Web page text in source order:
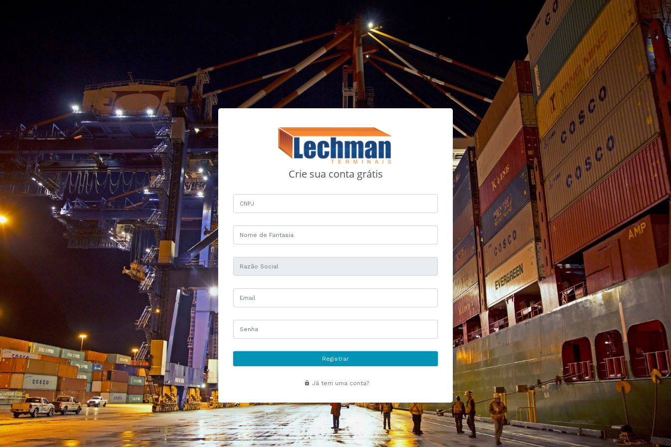
Crie sua conta grátis
Registrar
Já tem uma conta?